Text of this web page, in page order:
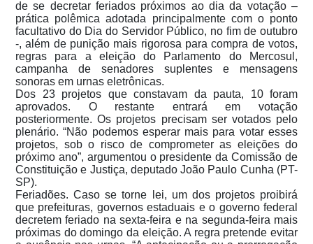
de se decretar feriados próximos ao dia da votação –
prática polêmica adotada principalmente com o ponto
facultativo do Dia do Servidor Público, no fim de outubro
-, além de punição mais rigorosa para compra de votos,
regras para a eleição do Parlamento do Mercosul,
campanha de senadores suplentes e mensagens
sonoras em urnas eletrônicas.
Dos 23 projetos que constavam da pauta, 10 foram
aprovados. O restante entrará em votação
posteriormente. Os projetos precisam ser votados pelo
plenário. “Não podemos esperar mais para votar esses
projetos, sob o risco de comprometer as eleições do
próximo ano”, argumentou o presidente da Comissão de
Constituição e Justiça, deputado João Paulo Cunha (PT-
SP).
Feriadões. Caso se torne lei, um dos projetos proibirá
que prefeituras, governos estaduais e o governo federal
decretem feriado na sexta-feira e na segunda-feira mais
próximas do domingo da eleição. A regra pretende evitar